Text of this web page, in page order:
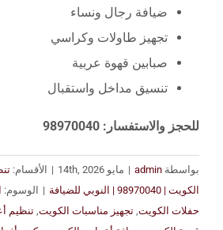
ضيافة رجال ونساء
تجهيز طاولات وكراسي
صبابين قهوة عربية
تنسيق مداخل واستقبال
للحجز والاستفسار: 98970040
بواسطة admin
| مايو 14th, 2026 | الأقسام:
الكويت | 98970040 | النوبي للضيافة
| الوسوم:
حفلات الكويت تجهيز مناسبات الكويت تنظيم